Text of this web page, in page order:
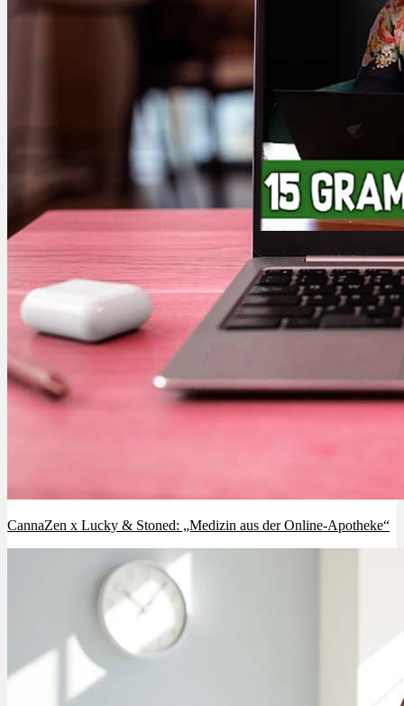
CannaZen x Lucky & Stoned: „Medizin aus der Online-Apotheke“